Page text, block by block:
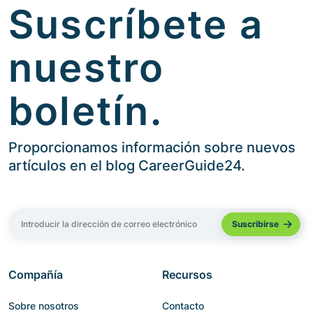
Suscríbete a
nuestro
boletín.
Proporcionamos información sobre nuevos
artículos en el blog CareerGuide24.
Compañía
Sobre nosotros
Recursos
Contacto